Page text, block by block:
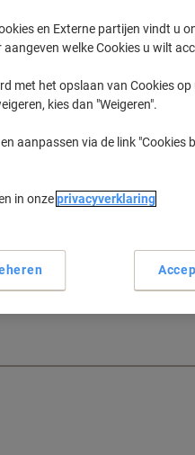
Aantal
Aan een lijst toevoegen
Leveringsinformatie
en Externe partijen vindt u
welke Cookies u wilt
met het opslaan van Cookies
kies dan "Weigeren".
aanpassen via de link "Cookies
in onzeprivacyverklaring